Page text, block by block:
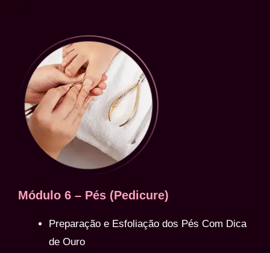
Módulo 6 – Pés (Pedicure)
Preparação e Esfoliação dos Pés Com Dica
de Ouro